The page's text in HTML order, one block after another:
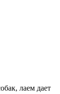
лаем дает